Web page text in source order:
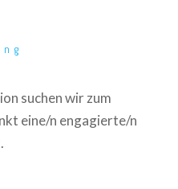
suchen wir zum
eine/n engagierte/n